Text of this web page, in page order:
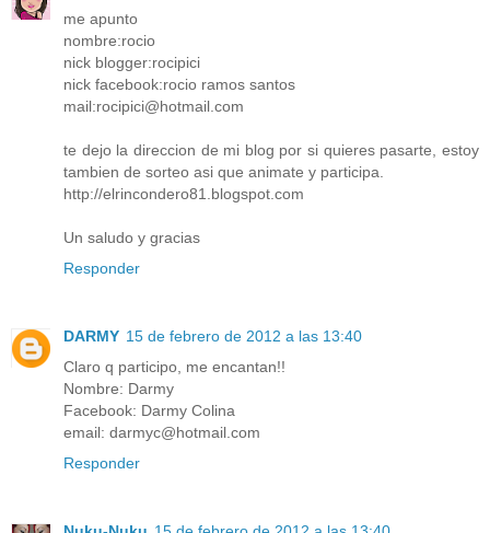
me apunto
nombre:rocio
nick blogger:rocipici
nick facebook:rocio ramos santos
mail:rocipici@hotmail.com
te dejo la direccion de mi blog por si quieres pasarte, estoy
tambien de sorteo asi que animate y participa.
http://elrincondero81.blogspot.com
Un saludo y gracias
Responder
DARMY 15 de febrero de 2012 a las 13:40
Claro q participo, me encantan!!
Nombre: Darmy
Facebook: Darmy Colina
email: darmyc@hotmail.com
Responder